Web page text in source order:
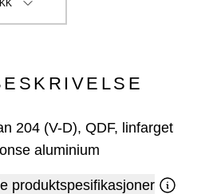
204 (V-D), QDF, linfarget
aluminium
produktspesifikasjoner